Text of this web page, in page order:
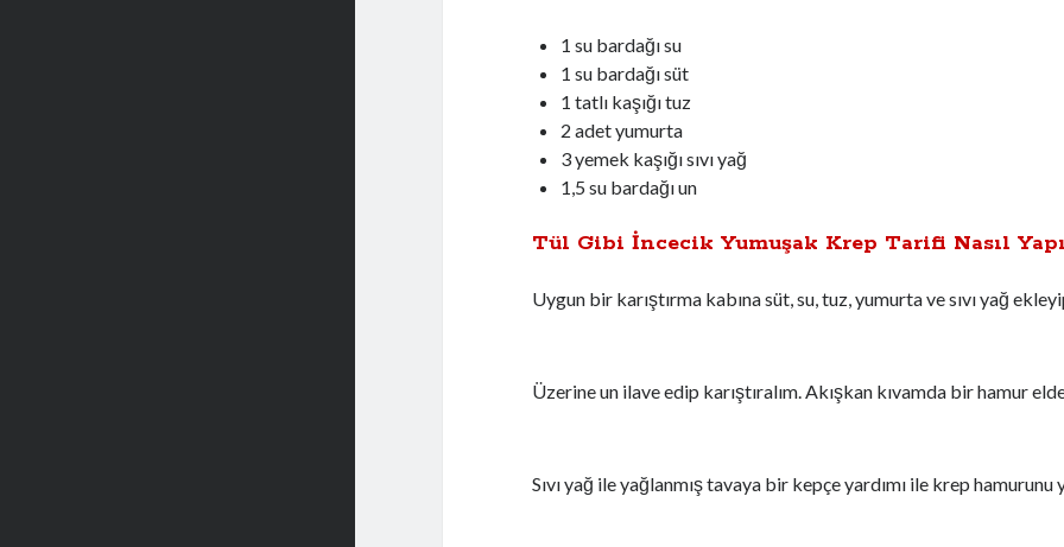
1 su bardağı su
1 su bardağı süt
1 tatlı kaşığı tuz
2 adet yumurta
3 yemek kaşığı sıvı yağ
1,5 su bardağı un
Tül Gibi İncecik Yumuşak Krep Tarifi Nasıl
Uygun bir karıştırma kabına süt, su, tuz, yumurta ve sıvı yağ
Üzerine un ilave edip karıştıralım. Akışkan kıvamda bir hamur
Sıvı yağ ile yağlanmış tavaya bir kepçe yardımı ile krep